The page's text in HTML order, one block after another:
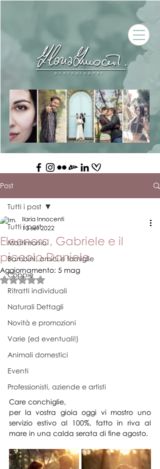
Post
Tutti i post
Matrimonio
Bambini, amici e famiglie
Coppie
Ritratti individuali
Naturali Dettagli
Novità e promozioni
Varie (ed eventuali!)
Animali domestici
Eventi
Professionisti, aziende e artisti
Tutti i post
Eleonora, Gabriele e il
piccolo Daniele
Ilaria Innocenti
10 set 2022
Aggiornamento: 5 mag
Valutazione NaN stelle su 5.
Care conchiglie,
per la vostra gioia oggi vi mostro uno
servizio estivo al 100%, fatto in riva al
mare in una calda serata di fine agosto.